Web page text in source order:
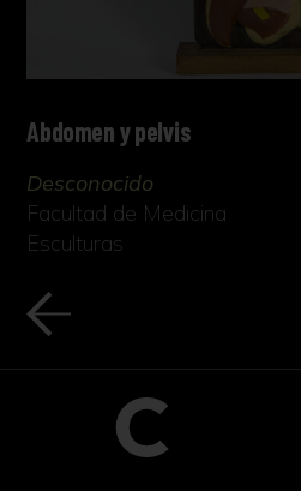
Abdomen y pelvis
Desconocido
Facultad de Medicina
Esculturas